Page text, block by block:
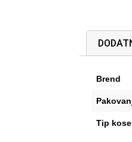
Brend
Tip kose